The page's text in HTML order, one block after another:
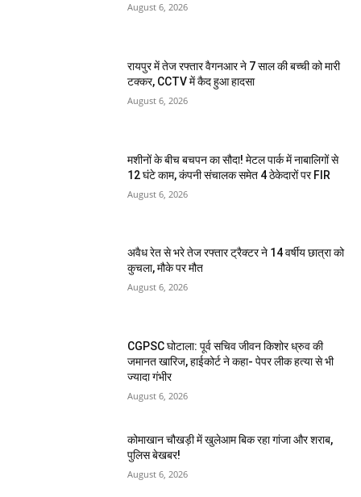
August 6, 2026
रायपुर में तेज रफ्तार वैगनआर ने 7 साल की बच्ची को मारी
टक्कर, CCTV में कैद हुआ हादसा
August 6, 2026
मशीनों के बीच बचपन का सौदा! मेटल पार्क में नाबालिगों से
12 घंटे काम, कंपनी संचालक समेत 4 ठेकेदारों पर FIR
August 6, 2026
अवैध रेत से भरे तेज रफ्तार ट्रैक्टर ने 14 वर्षीय छात्रा को
कुचला, मौके पर मौत
August 6, 2026
CGPSC घोटाला: पूर्व सचिव जीवन किशोर ध्रुव की
जमानत खारिज, हाईकोर्ट ने कहा- पेपर लीक हत्या से भी
ज्यादा गंभीर
August 6, 2026
कोमाखान चौखड़ी में खुलेआम बिक रहा गांजा और शराब,
पुलिस बेखबर!
August 6, 2026